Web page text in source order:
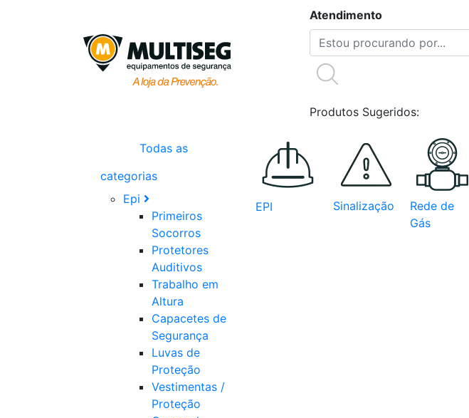
Atendimento
Produtos Sugeridos:
Todas as
categorias
Epi
Primeiros
Socorros
Protetores
Auditivos
Trabalho em
Altura
Capacetes de
Segurança
Luvas de
Proteção
Vestimentas /
Proteção
EPI Sinalização
Rede de
Gás